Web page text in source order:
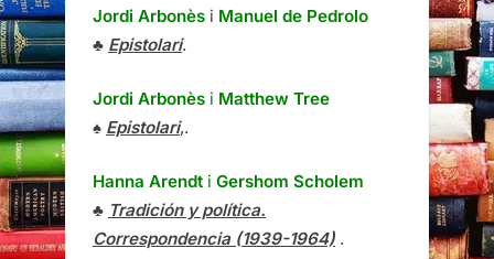
Jordi Arbonès i Manuel de Pedrolo
♣ Epistolari.
Jordi Arbonès i Matthew Tree
♠ Epistolari,.
Hanna Arendt i Gershom Scholem
♣ Tradición y política.
Correspondencia (1939-1964) .